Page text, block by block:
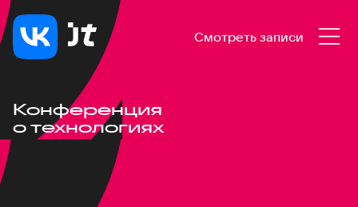
Смотреть записи
Конференция
о технологиях